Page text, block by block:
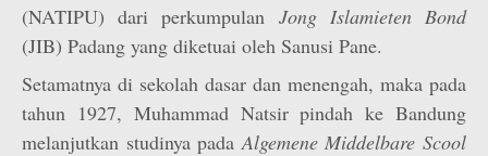
(NATIPU) dari perkumpulan Jong Islamieten Bond
(JIB) Padang yang diketuai oleh Sanusi Pane.
Setamatnya di sekolah dasar dan menengah, maka pada
tahun 1927, Muhammad Natsir pindah ke Bandung
melanjutkan studinya padaAlgemene Middelbare Scool